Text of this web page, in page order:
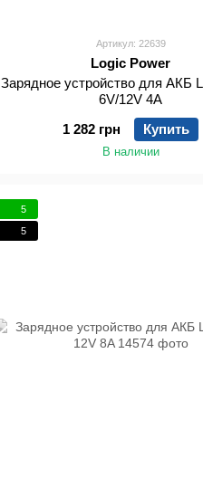
Артикул: 22639
Logic Power
Зарядное устройство для АКБ
6V/12V 4A
1 282 грн
Купить
В наличии
5
5